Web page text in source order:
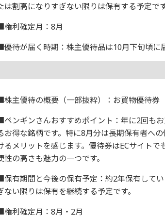
は割高になりすぎない限りは保有する予定です
権利確定月：8月
優待が届く時期：株主優待品は10月下旬頃に
株主優待の概要（一部抜粋）：お買物優待券
ペンギンさんおすすめポイント：年に2回も
お得な銘柄です。特に8月分は長期保有者へ
るメリットを感じます。優待券はECサイトで
性の高さも魅力の一つです。
保有期間と今後の保有予定：約2年保有して
ない限りは保有を継続する予定です。
権利確定月：8月・2月